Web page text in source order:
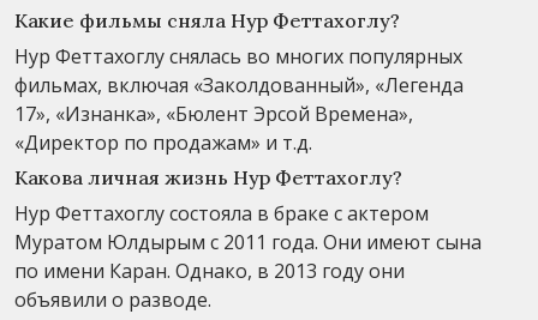
Какие фильмы сняла Нур Феттахоглу?
Нур Феттахоглу снялась во многих популярных
фильмах, включая «Заколдованный», «Легенда
17», «Изнанка», «Бюлент Эрсой Времена»,
«Директор по продажам» и т.д.
Какова личная жизнь Нур Феттахоглу?
Нур Феттахоглу состояла в браке с актером
Муратом Юлдырым с 2011 года. Они имеют сына
по имени Каран. Однако, в 2013 году они
объявили о разводе.